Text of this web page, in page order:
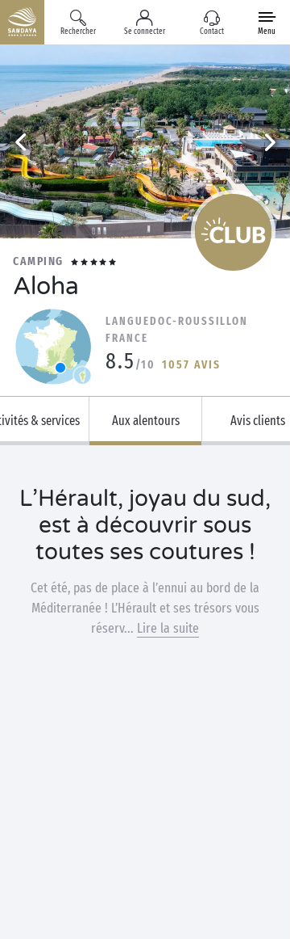
Rechercher Se connecter Contact Menu
CAMPING
Aloha
LANGUEDOC-ROUSSILLON
FRANCE
8.5 /10 1057 AVIS
& services Aux alentours Avis clients
L’Hérault, joyau du sud,
est à découvrir sous
toutes ses coutures !
Cet été, pas de place à l’ennui au bord de la
Méditerranée ! L’Hérault et ses trésors vous
réserv... Lire la suite